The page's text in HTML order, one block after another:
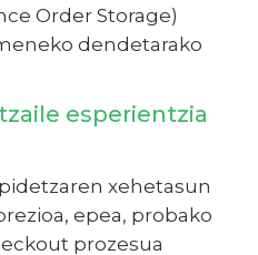
Order Storage)
dendetarako
esperientzia
xehetasun
epea, probako
prozesua